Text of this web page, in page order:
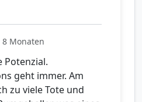
8 Monaten
Potenzial.
geht immer. Am
zu viele Tote und